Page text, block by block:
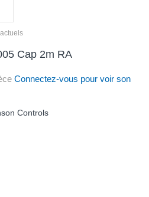
Cap 2m RA
Connectez-vous pour voir son
Controls